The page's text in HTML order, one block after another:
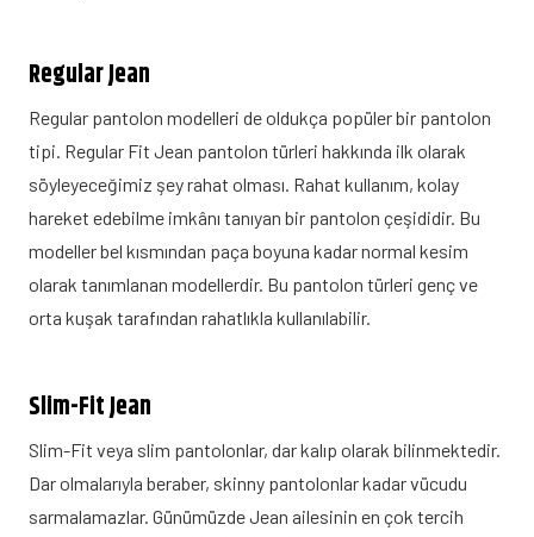
Regular Jean
Regular pantolon modelleri de oldukça popüler bir pantolon
tipi. Regular Fit Jean pantolon türleri hakkında ilk olarak
söyleyeceğimiz şey rahat olması. Rahat kullanım, kolay
hareket edebilme imkânı tanıyan bir pantolon çeşididir. Bu
modeller bel kısmından paça boyuna kadar normal kesim
olarak tanımlanan modellerdir. Bu pantolon türleri genç ve
orta kuşak tarafından rahatlıkla kullanılabilir.
Slim-Fit Jean
Slim-Fit veya slim pantolonlar, dar kalıp olarak bilinmektedir.
Dar olmalarıyla beraber, skinny pantolonlar kadar vücudu
sarmalamazlar. Günümüzde Jean ailesinin en çok tercih